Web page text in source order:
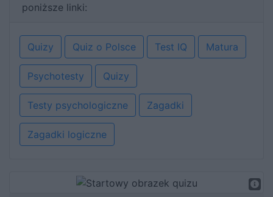
poniższe linki:
Quizy Quiz o Polsce Test IQ Matura
Psychotesty Quizy
Testy psychologiczne Zagadki
Zagadki logiczne